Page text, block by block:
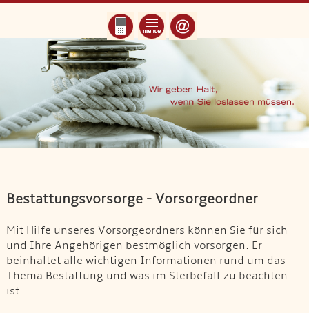
Bestattungsvorsorge - Vorsorgeordner
Mit Hilfe unseres Vorsorgeordners können Sie für sich
und Ihre Angehörigen bestmöglich vorsorgen. Er
beinhaltet alle wichtigen Informationen rund um das
Thema Bestattung und was im Sterbefall zu beachten
ist.